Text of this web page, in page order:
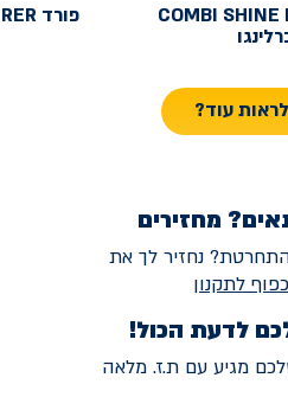
COMBI SHINE
פורד
עוד?
מחזירים
נחזיר לך את
לתקנון
לדעת הכול!
מגיע עם ת.ז. מלאה